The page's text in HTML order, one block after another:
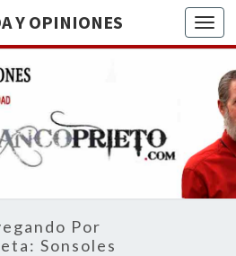
Y OPINIONES
DE
BREVE
RECORRIDO
VITAL Y
ACTUALIDAD
Por
Sonsoles